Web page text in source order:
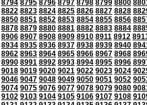
8794 8795 8796 8797 8798 8799 8800
8822 8823 8824 8825 8826 8827 8828
8850 8851 8852 8853 8854 8855 8856
8878 8879 8880 8881 8882 8883 8884
8906 8907 8908 8909 8910 8911 8912
8934 8935 8936 8937 8938 8939 8940
8962 8963 8964 8965 8966 8967 8968
8990 8991 8992 8993 8994 8995 8996
9018 9019 9020 9021 9022 9023 9024
9046 9047 9048 9049 9050 9051 9052
9074 9075 9076 9077 9078 9079 9080
9102 9103 9104 9105 9106 9107 9108